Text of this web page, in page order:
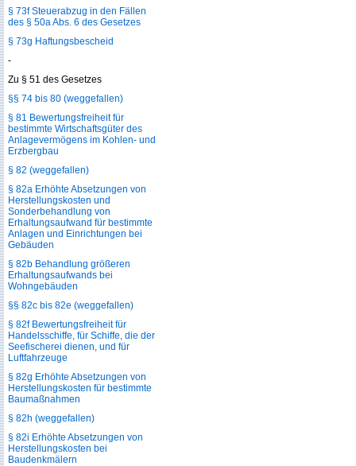
§ 73f Steuerabzug in den Fällen
des § 50a Abs. 6 des Gesetzes
§ 73g Haftungsbescheid
-
Zu § 51 des Gesetzes
§§ 74 bis 80 (weggefallen)
§ 81 Bewertungsfreiheit für
bestimmte Wirtschaftsgüter des
Anlagevermögens im Kohlen- und
Erzbergbau
§ 82 (weggefallen)
§ 82a Erhöhte Absetzungen von
Herstellungskosten und
Sonderbehandlung von
Erhaltungsaufwand für bestimmte
Anlagen und Einrichtungen bei
Gebäuden
§ 82b Behandlung größeren
Erhaltungsaufwands bei
Wohngebäuden
§§ 82c bis 82e (weggefallen)
§ 82f Bewertungsfreiheit für
Handelsschiffe, für Schiffe, die der
Seefischerei dienen, und für
Luftfahrzeuge
§ 82g Erhöhte Absetzungen von
Herstellungskosten für bestimmte
Baumaßnahmen
§ 82h (weggefallen)
§ 82i Erhöhte Absetzungen von
Herstellungskosten bei
Baudenkmälern